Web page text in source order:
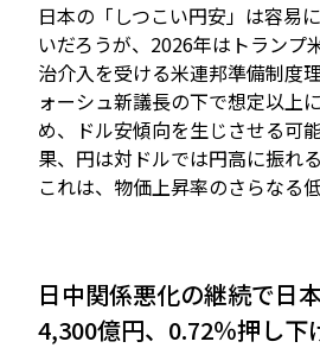
日本の「しつこい円安」は容易
いだろうが、2026年はトランプ
治介入を受ける米連邦準備制度
ォーシュ新議長の下で想定以上
め、ドル安傾向を生じさせる可
果、円は対ドルでは円高に振れ
これは、物価上昇率のさらなる
日中関係悪化の継続で日
4,300億円、0.72％押し下